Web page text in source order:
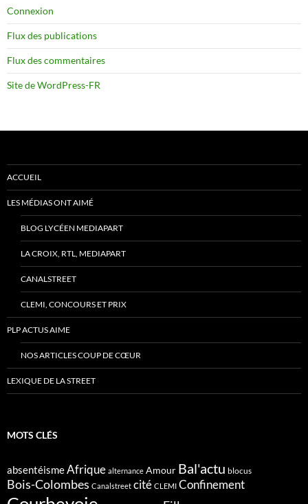
Connexion
Flux des publications
Flux des commentaires
Site de WordPress-FR
ACCUEIL
LES MÉDIAS ONT AIMÉ
BLOG LYCÉEN MEDIAPART
LA CROIX, RTL, MEDIAPART
CANALSTREET
CLEMI, CONCOURS ET PRIX
PLP ACTUS AIME
NOS ARTICLES COUP DE CŒUR
LEXIQUE DE LA STREET
MOTS CLÉS
absentéismeAfrique alternance Amour Bal'actu blocus
Bois-Colombes Canalstreet cité CLEMI Confinement